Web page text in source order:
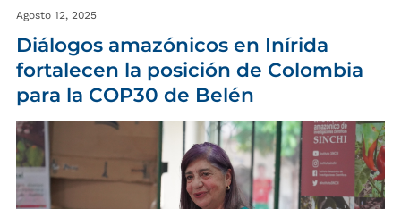
Agosto 12, 2025
Diálogos amazónicos en Inírida
fortalecen la posición de Colombia
para la COP30 de Belén